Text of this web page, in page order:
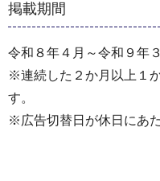
掲載期間
令和８年４月～令和９年
※連続した２か月以上１
す。
※広告切替日が休日にあ